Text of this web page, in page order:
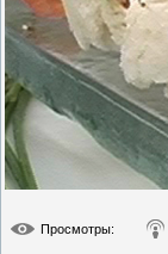
Просмотры: